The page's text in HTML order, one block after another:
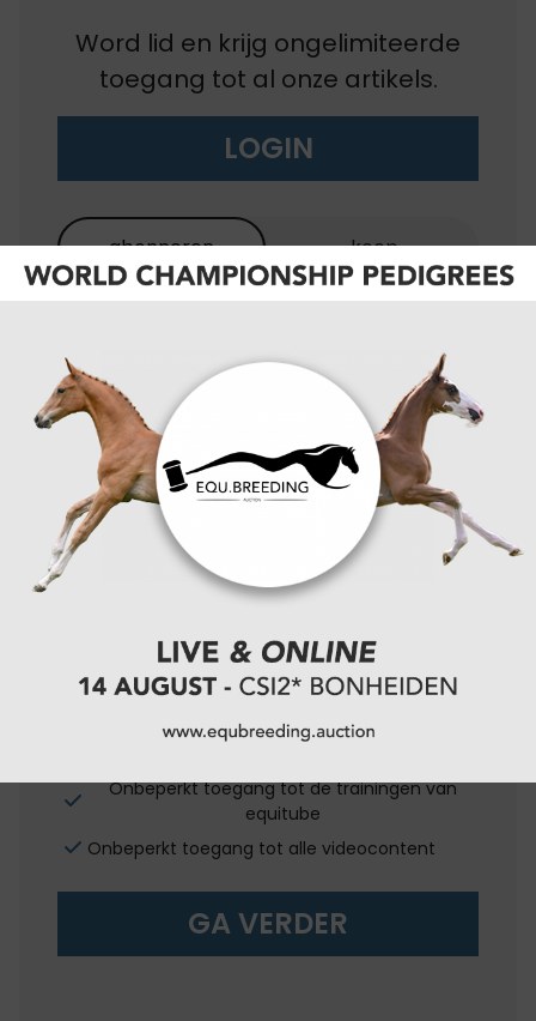
Word lid en krijg ongelimiteerde
toegang tot al onze artikels.
LOGIN
abonneren koop
EQU+ / de Paarden
gazet
BEST
VALUE
de Paarden gazet
OF
€55,00/jaar
Onbeperkt toegang tot alle digitale content
Onbeperkt toegang tot de trainingen van
equitube
Onbeperkt toegang tot alle videocontent
GA VERDER